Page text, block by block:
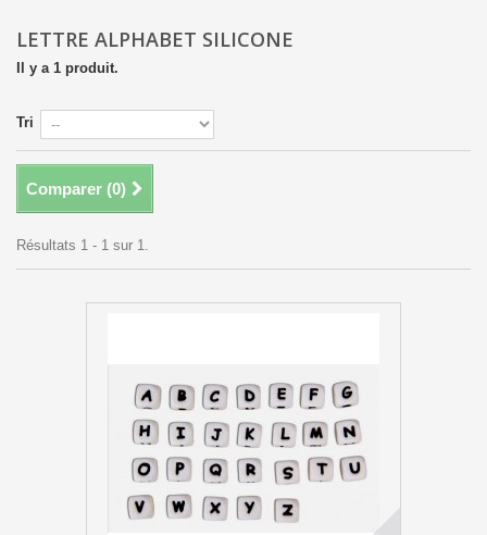
LETTRE ALPHABET SILICONE
Il y a 1 produit.
Tri
Comparer (0)
Résultats 1 - 1 sur 1.